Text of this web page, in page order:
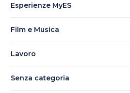
Esperienze MyES
Film e Musica
Lavoro
Senza categoria